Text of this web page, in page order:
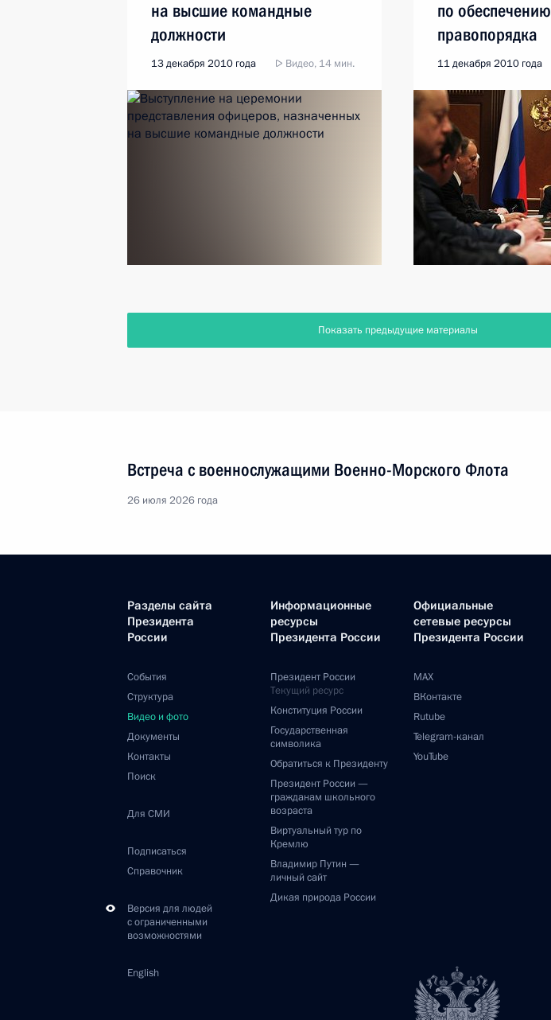
на высшие командные
должности
13 декабря 2010 года Видео, 14 мин.
по обеспечению
правопорядка
11 декабря 2010 года
Показать предыдущие материалы
Встреча с военнослужащими Военно-Морского Флота
26 июля 2026 года
Разделы сайта
Президента
России
События
Структура
Видео и фото
Документы
Контакты
Поиск
Для СМИ
Подписаться
Справочник
Версия для людей
с ограниченными
возможностями
English
Информационные
ресурсы
Президента России
Президент России
Текущий ресурс
Конституция России
Государственная
символика
Обратиться к Президенту
Президент России —
гражданам школьного
возраста
Виртуальный тур по
Кремлю
Владимир Путин —
личный сайт
Дикая природа России
Официальные
сетевые ресурсы
Президента России
MAX
ВКонтакте
Rutube
Telegram-канал
YouTube